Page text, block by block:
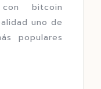
bitcoin
uno de
populares